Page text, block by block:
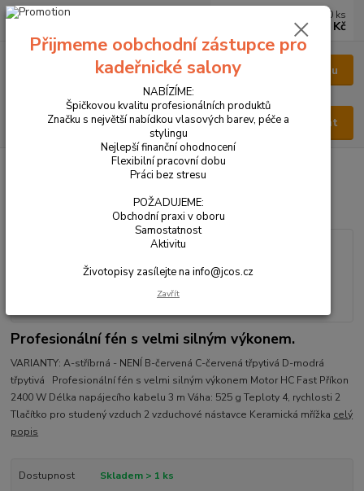
Menu
Hledat
0 ks
0 Kč
VŠECHNY PRODUKTY FORMULA 6000
FORMULA 6000
Profesionální fén s velmi silným výkonem.
VARIANTY: A-stříbrná - NENÍ B-červená C-červená třpytivá D-modrá
třpytivá Profesionální fén s velmi silným výkonem Motor HC Fast Příkon
2400 W Délka napájecího kabelu 3 m Váha: 525 g Teploty 4, rychlosti 2
Tlačítko pro studený vzduch 2 vzduchové nástavce Keramická mřížka celý
popis
Dostupnost
Skladem > 1 ks
Přijmeme oobchodní zástupce pro
kadeřnické salony
NABÍZÍME:
Špičkovou kvalitu profesionálních produktů
Značku s největší nabídkou vlasových barev, péče a
stylingu
Nejlepší finanční ohodnocení
Flexibilní pracovní dobu
Práci bez stresu
POŽADUJEME:
Obchodní praxi v oboru
Samostatnost
Aktivitu
Životopisy zasílejte na info@jcos.cz
Zavřít